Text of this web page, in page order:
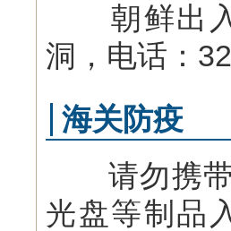
朝鲜出入
洞，电话：
海关防疫
请勿携带
光盘等制品